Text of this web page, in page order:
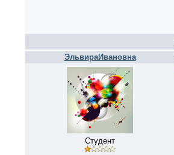
ЭльвираИвановна
Студент